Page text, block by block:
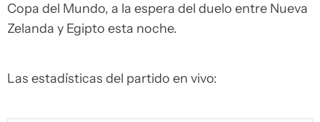
Copa del Mundo, a la espera del duelo entre Nueva
Zelanda y Egipto esta noche.
Las estadísticas del partido en vivo: